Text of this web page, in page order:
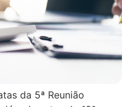
da 5ª Reunião